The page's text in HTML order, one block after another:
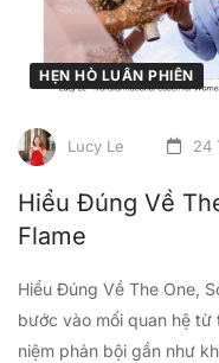
HẸN HÒ LUÂN PHIÊN
Lucy Le 24
Hiểu Đúng Về
Flame
Hiểu Đúng Về The One,
bước vào mối quan hệ từ
niệm phản bội gần như